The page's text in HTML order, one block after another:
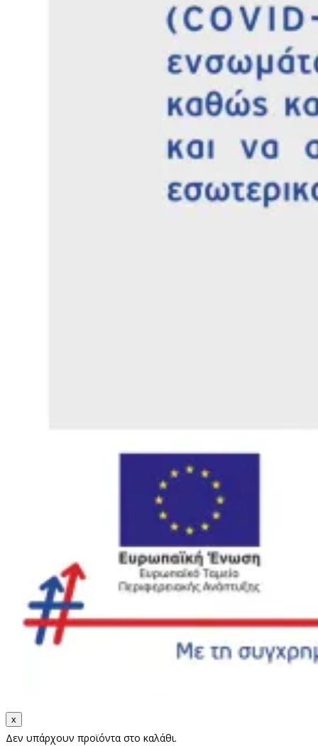
x
Δεν υπάρχουν προϊόντα στο καλάθι.